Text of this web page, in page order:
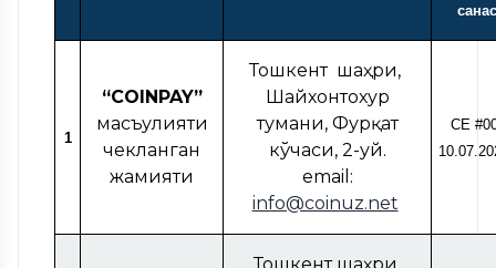
1
“COINPAY”
масъулияти
чекланган
жамияти
Тошкент шаҳри,
Шайхонтохур
тумани, Фурқат
кўчаси, 2-уй.
email:
info@coinuz.net
CE